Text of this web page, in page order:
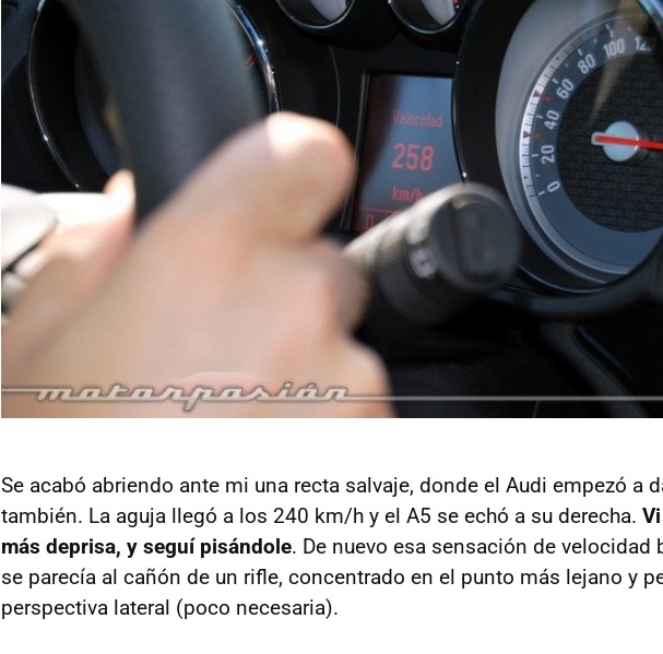
Se acabó abriendo ante mi una recta salvaje, donde el Audi empezó a
también. La aguja llegó a los 240 km/h y el A5 se echó a su derecha.
más deprisa, y seguí pisándole. De nuevo esa sensación de velocidad
se parecía al cañón de un rifle, concentrado en el punto más lejano y
perspectiva lateral (poco necesaria).